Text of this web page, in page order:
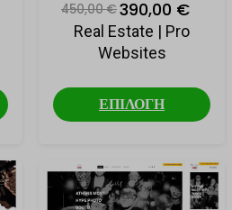
450,00 €390,00 €
Real Estate | Pro
Websites
ΕΠΙΛΟΓΗ